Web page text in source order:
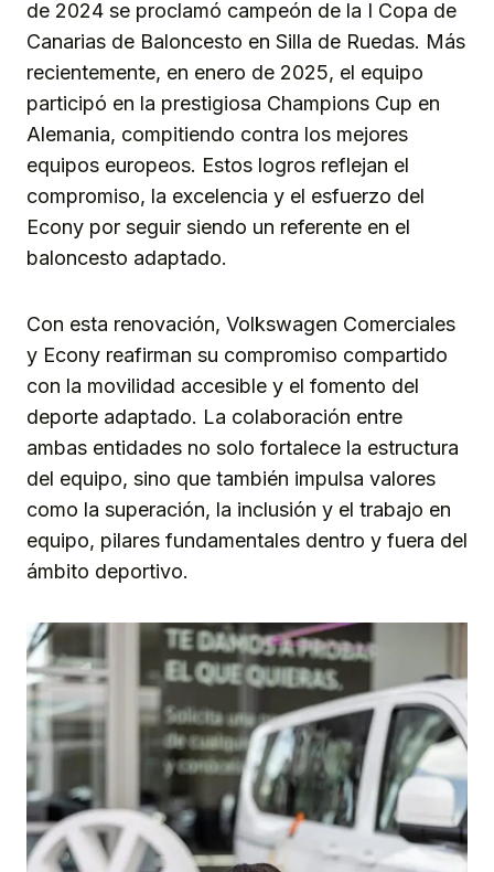
de 2024 se proclamó campeón de la I Copa de
Canarias de Baloncesto en Silla de Ruedas. Más
recientemente, en enero de 2025, el equipo
participó en la prestigiosa Champions Cup en
Alemania, compitiendo contra los mejores
equipos europeos. Estos logros reflejan el
compromiso, la excelencia y el esfuerzo del
Econy por seguir siendo un referente en el
baloncesto adaptado.
Con esta renovación, Volkswagen Comerciales
y Econy reafirman su compromiso compartido
con la movilidad accesible y el fomento del
deporte adaptado. La colaboración entre
ambas entidades no solo fortalece la estructura
del equipo, sino que también impulsa valores
como la superación, la inclusión y el trabajo en
equipo, pilares fundamentales dentro y fuera del
ámbito deportivo.